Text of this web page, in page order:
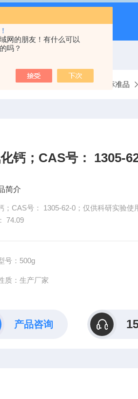
网的朋友！有什么可以
吗？
毒性检测试剂盒 48t/96t国产
当前位置：首页 产品中心 标准品
钙；CAS号： 1305-
简介
；CAS号： 1305-62-0；仅供科研实验
74.09
号：500g
质：生产厂家
产品咨询